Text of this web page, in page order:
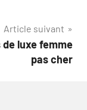
Article suivant
luxe femme
pas cher